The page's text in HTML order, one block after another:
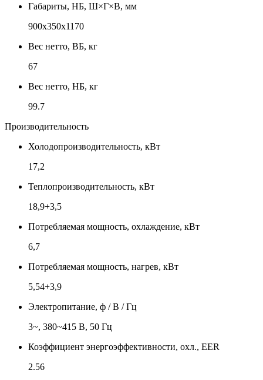
Габариты, НБ, Ш×Г×В, мм
900x350x1170
Вес нетто, ВБ, кг
67
Вес нетто, НБ, кг
99.7
Производительность
Холодопроизводительность, кВт
17,2
Теплопроизводительность, кВт
18,9+3,5
Потребляемая мощность, охлаждение, кВт
6,7
Потребляемая мощность, нагрев, кВт
5,54+3,9
Электропитание, ф / В / Гц
3~, 380~415 В, 50 Гц
Коэффициент энергоэффективности, охл., EER
2.56